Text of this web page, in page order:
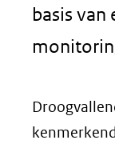
basis van